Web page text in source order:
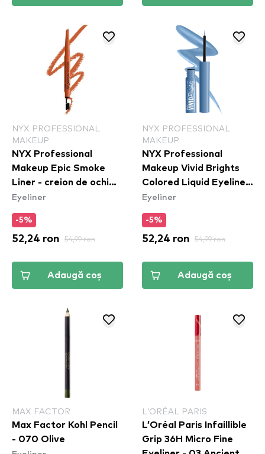
NYX PROFESSIONAL
MAKEUP
NYX Professional
Makeup Epic Smoke
Liner - creion de ochi
Fired Up (ESL05)
Eyeliner
-5%
52,24 ron 54,99 ron
Adaugă coș
NYX PROFESSIONAL
MAKEUP
NYX Professional
Makeup Vivid Brights
Colored Liquid Eyeliner
- Cobalt Crush
Eyeliner
-5%
52,24 ron 54,99 ron
Adaugă coș
MAX FACTOR
Max Factor Kohl Pencil
- 070 Olive
L’ORÉAL PARIS
L’Oréal Paris Infaillible
Grip 36H Micro Fine